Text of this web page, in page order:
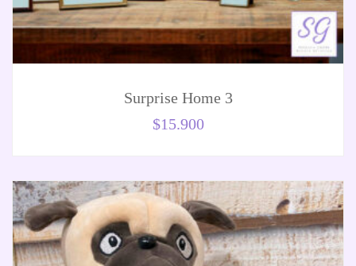
Surprise Home 3
$15.900